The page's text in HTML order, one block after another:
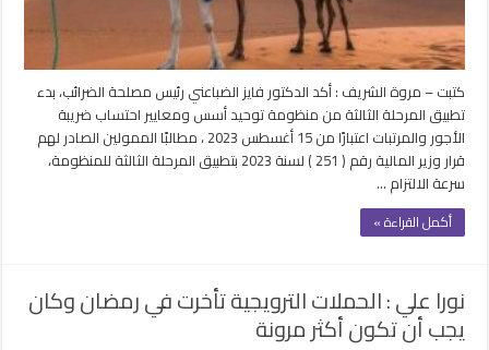
مغلقة
كتبت – مروة الشريف : أكد الدكتور فايز الضباعني رئيس مصلحة الضرائب، بدء
تطبيق المرحلة الثالثة من منظومة توحيد أسس ومعايير احتساب ضريبة
الأجور والمرتبات اعتبارًا من 15 أغسطس 2023 ، مطالبًا الممولين الصادر لهم
قرار وزير المالية رقم ( 251 ) لسنة 2023 بتطبيق المرحلة الثالثة للمنظومة،
سرعة الالتزام …
أكمل القراءة »
نورا علي : الحملات الترويجية تأخرت في رمضان وكان
يجب أن تكون أكثر مرونة